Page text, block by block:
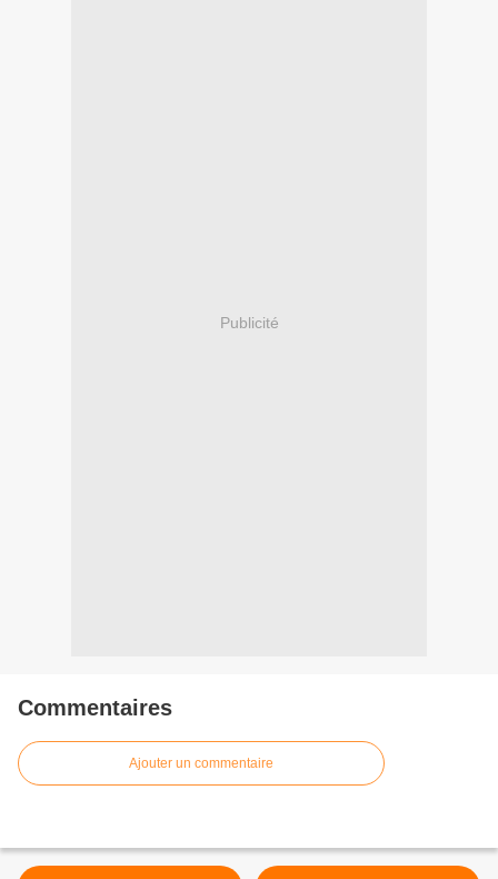
Publicité
Commentaires
Ajouter un commentaire